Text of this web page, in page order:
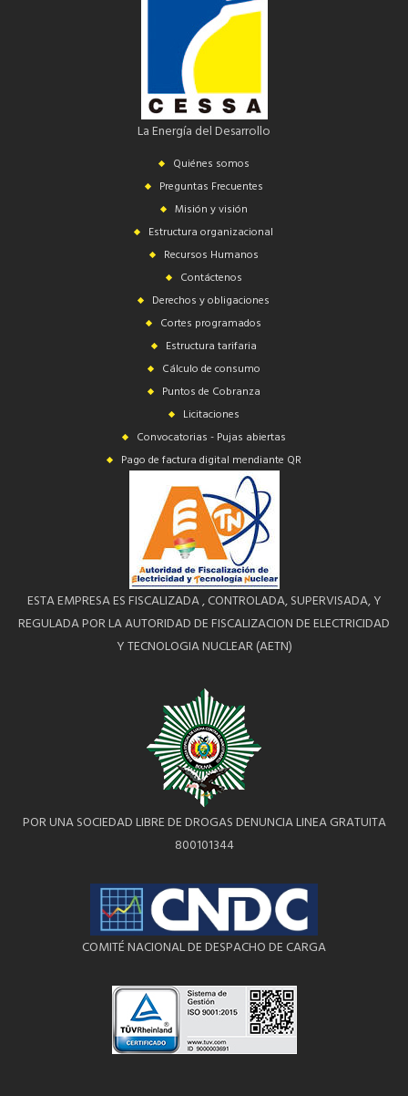
La Energía del Desarrollo
Quiénes somos
Preguntas Frecuentes
Misión y visión
Estructura organizacional
Recursos Humanos
Contáctenos
Derechos y obligaciones
Cortes programados
Estructura tarifaria
Cálculo de consumo
Puntos de Cobranza
Licitaciones
Convocatorias - Pujas abiertas
Pago de factura digital mendiante QR
ESTA EMPRESA ES FISCALIZADA , CONTROLADA, SUPERVISADA, Y
REGULADA POR LA AUTORIDAD DE FISCALIZACION DE ELECTRICIDAD
Y TECNOLOGIA NUCLEAR (AETN)
POR UNA SOCIEDAD LIBRE DE DROGAS DENUNCIA LINEA GRATUITA
800101344
COMITÉ NACIONAL DE DESPACHO DE CARGA